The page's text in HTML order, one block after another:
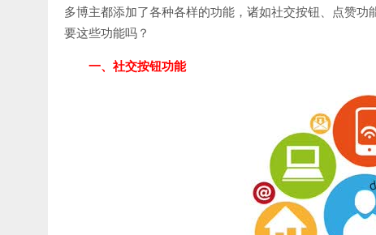
多博主都添加了各种各样的功能，诸如社交按钮、点赞
要这些功能吗？
一、社交按钮功能